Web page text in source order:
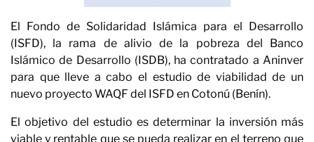
El
Fondo de Solidaridad Islámica para el Desarrollo
(ISFD), la rama de alivio de la pobreza del Banco
Islámico de Desarrollo (ISDB), ha contratado a Aninver
para que lleve a cabo el estudio de viabilidad de un
nuevo proyecto WAQF del ISFD en Cotonú (Benín).
El objetivo del estudio es determinar la inversión más
viable y rentable que se pueda realizar en el terreno que